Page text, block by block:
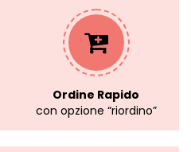
Ordine Rapido
con opzione “riordino”